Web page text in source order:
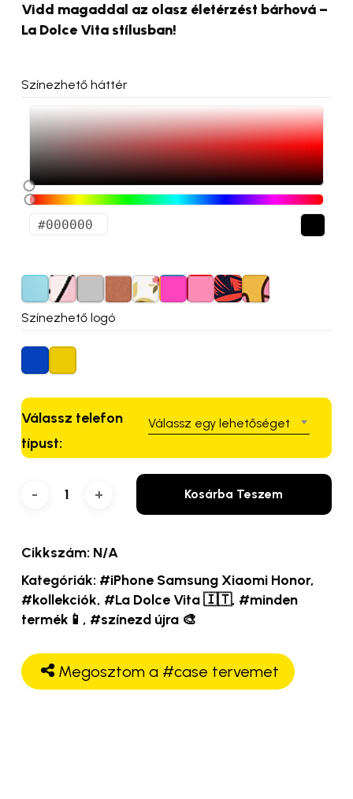
Vidd magaddal az olasz életérzést bárhová –
La Dolce Vita stílusban!
Színezhető háttér
Színezhető logó
Válassz telefon
típust:
Válassz egy lehetőséget
Kosárba Teszem
Cikkszám: N/A
Kategóriák: #iPhone Samsung Xiaomi Honor,
#kollekciók, #La Dolce Vita 🇮🇹, #minden
termék📱 , #színezd újra 🎨
Megosztom a #case tervemet